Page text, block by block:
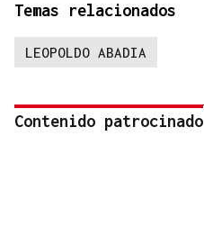
Temas relacionados
LEOPOLDO ABADIA
Contenido patrocinado